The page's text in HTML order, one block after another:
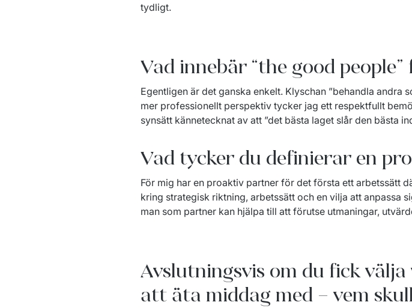
tydligt.
Vad innebär “the good people”
Egentligen är det ganska enkelt. Klyschan ”behandla andra
mer professionellt perspektiv tycker jag ett respektfullt
synsätt kännetecknat av att ”det bästa laget slår den bästa
Vad tycker du definierar en
För mig har en proaktiv partner för det första ett arbetssätt
kring strategisk riktning, arbetssätt och en vilja att anpassa
man som partner kan hjälpa till att förutse utmaningar,
Avslutningsvis om du fick
att äta middag med – vem